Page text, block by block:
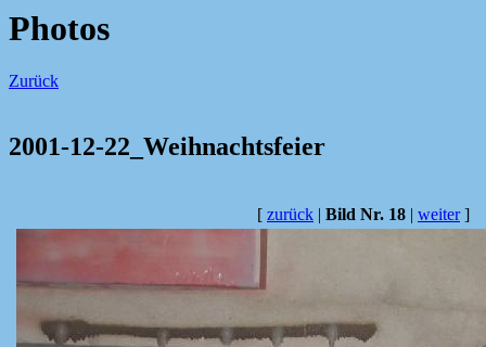
Photos
Zurück
2001-12-22_Weihnachtsfeier
[ zurück | Bild Nr. 18 | weiter]